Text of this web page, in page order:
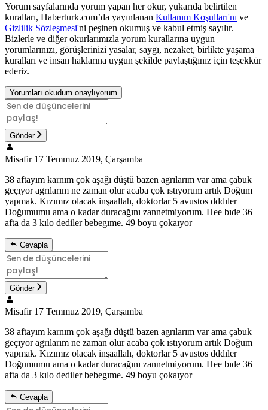
Yorum sayfalarında yorum yapan her okur, yukarıda belirtilen
kuralları, Haberturk.com’da yayınlanan Kullanım Koşulları'nı ve
Gizlilik Sözleşmesi'ni peşinen okumuş ve kabul etmiş sayılır.
Bizlerle ve diğer okurlarımızla yorum kurallarına uygun
yorumlarınızı, görüşlerinizi yasalar, saygı, nezaket, birlikte yaşama
kuralları ve insan haklarına uygun şekilde paylaştığınız için teşekkür
ederiz.
Yorumları okudum onaylıyorum
Gönder
Misafir 17 Temmuz 2019, Çarşamba
38 aftayım karnım çok aşağı düştü bazen agrılarım var ama çabuk
geçıyor agrılarım ne zaman olur acaba çok ıstıyorum artık Doğum
yapmak. Kızımız olacak inşaallah, doktorlar 5 avustos dddıler
Doğumumu ama o kadar duracağını zannetmiyorum. Hee bıde 36
afta da 3 kılo dediler bebegıme. 49 boyu çokaıyor
Cevapla
Gönder
Misafir 17 Temmuz 2019, Çarşamba
38 aftayım karnım çok aşağı düştü bazen agrılarım var ama çabuk
geçıyor agrılarım ne zaman olur acaba çok ıstıyorum artık Doğum
yapmak. Kızımız olacak inşaallah, doktorlar 5 avustos dddıler
Doğumumu ama o kadar duracağını zannetmiyorum. Hee bıde 36
afta da 3 kılo dediler bebegıme. 49 boyu çokaıyor
Cevapla